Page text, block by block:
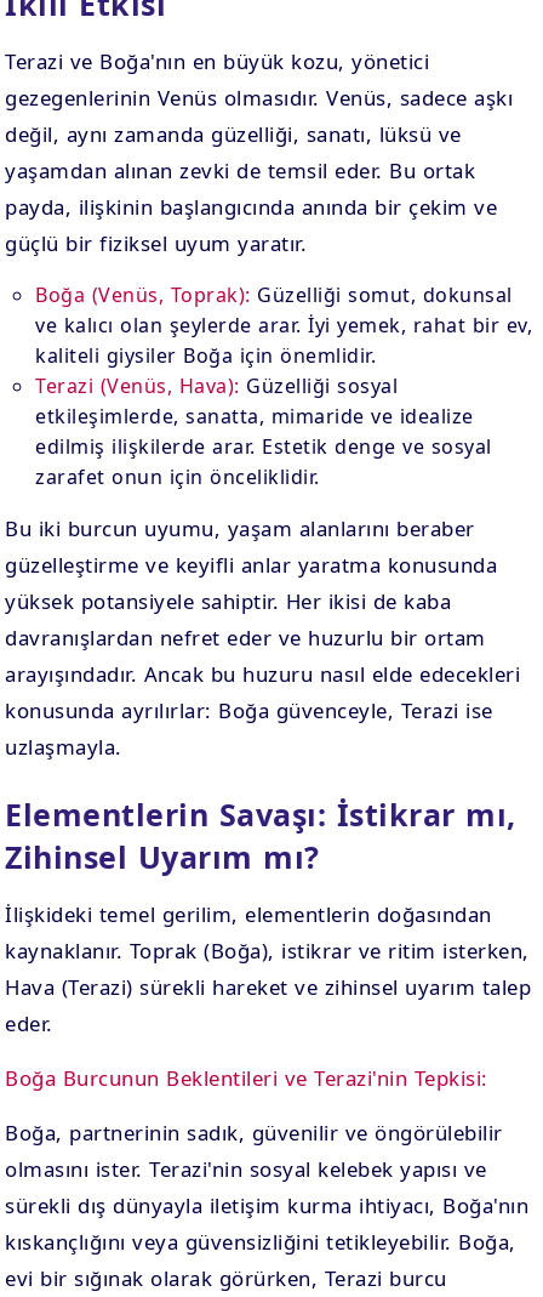
Terazi ve Boğa'nın en büyük kozu, yönetici
gezegenlerinin Venüs olmasıdır. Venüs, sadece aşkı
değil, aynı zamanda güzelliği, sanatı, lüksü ve
yaşamdan alınan zevki de temsil eder. Bu ortak
payda, ilişkinin başlangıcında anında bir çekim ve
güçlü bir fiziksel uyum yaratır.
Boğa (Venüs, Toprak): Güzelliği somut, dokunsal
ve kalıcı olan şeylerde arar. İyi yemek, rahat bir ev,
kaliteli giysiler Boğa için önemlidir.
Terazi (Venüs, Hava): Güzelliği sosyal
etkileşimlerde, sanatta, mimaride ve idealize
edilmiş ilişkilerde arar. Estetik denge ve sosyal
zarafet onun için önceliklidir.
Bu iki burcun uyumu, yaşam alanlarını beraber
güzelleştirme ve keyifli anlar yaratma konusunda
yüksek potansiyele sahiptir. Her ikisi de kaba
davranışlardan nefret eder ve huzurlu bir ortam
arayışındadır. Ancak bu huzuru nasıl elde edecekleri
konusunda ayrılırlar: Boğa güvenceyle, Terazi ise
uzlaşmayla.
Elementlerin Savaşı: İstikrar mı,
Zihinsel Uyarım mı?
İlişkideki temel gerilim, elementlerin doğasından
kaynaklanır. Toprak (Boğa), istikrar ve ritim isterken,
Hava (Terazi) sürekli hareket ve zihinsel uyarım talep
eder.
Boğa Burcunun Beklentileri ve Terazi'nin Tepkisi:
Boğa, partnerinin sadık, güvenilir ve öngörülebilir
olmasını ister. Terazi'nin sosyal kelebek yapısı ve
sürekli dış dünyayla iletişim kurma ihtiyacı, Boğa'nın
kıskançlığını veya güvensizliğini tetikleyebilir. Boğa,
evi bir sığınak olarak görürken, Terazi burcu